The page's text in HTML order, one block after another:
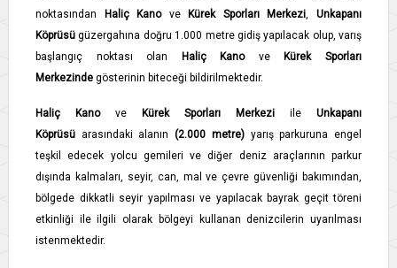
noktasından
Haliç Kanove Kürek Sporları Merkezi,Unkapanı
Köprüsü güzergahına doğru 1.000 metre gidiş yapılacak olup, varış
başlangıç noktası olan Haliç Kanove Kürek Sporları
Merkezinde gösterinin biteceği bildirilmektedir.
Haliç Kanove Kürek Sporları Merkezi ile Unkapanı
Köprüsü arasındaki alanın(2.000 metre)yarış parkuruna engel
teşkil edecek yolcu gemileri ve diğer deniz araçlarının parkur
dışında kalmaları, seyir, can, mal ve çevre güvenliği bakımından,
bölgede dikkatli seyir yapılması ve yapılacak bayrak geçit töreni
etkinliği ile ilgili olarak bölgeyi kullanan denizcilerin uyarılması
istenmektedir.